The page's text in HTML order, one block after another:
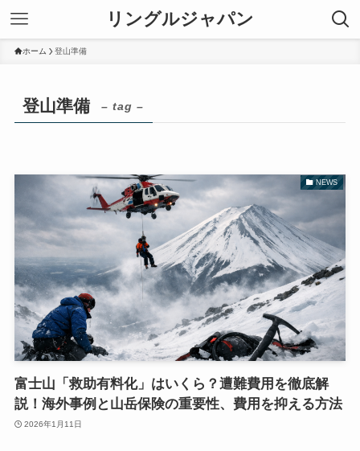
リングルジャパン
ホーム 登山準備
登山準備 – tag –
NEWS
富士山「救助有料化」はいくら？遭難費用を徹底解
説！海外事例と山岳保険の重要性、費用を抑える方法
2026年1月11日